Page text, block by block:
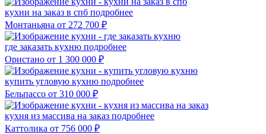
кухни на заказ в спб подробнее
Монтаньяна от 272 700 ₽
где заказать кухню подробнее
Ористано от 1 300 000 ₽
купить угловую кухню подробнее
Бельпассо от 310 000 ₽
кухня из массива на заказ подробнее
Каттолика от 756 000 ₽